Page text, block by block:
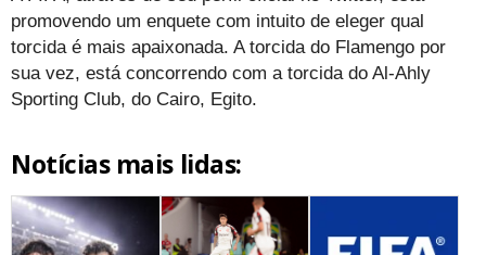
promovendo um enquete com intuito de eleger qual
torcida é mais apaixonada. A torcida do Flamengo por
sua vez, está concorrendo com a torcida do Al-Ahly
Sporting Club, do Cairo, Egito.
Notícias mais lidas: